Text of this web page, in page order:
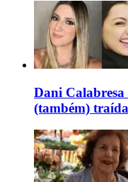
Dani
(também)